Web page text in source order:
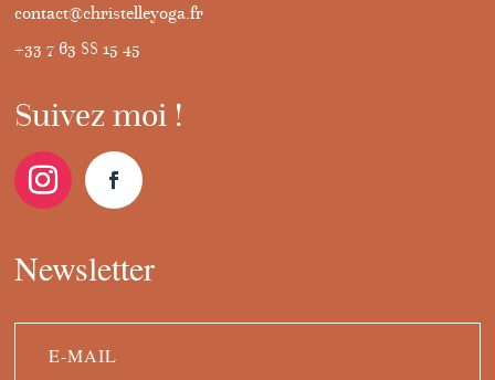
contact@christelleyoga.fr
+33 7 63 88 15 45
Suivez moi !
Newsletter